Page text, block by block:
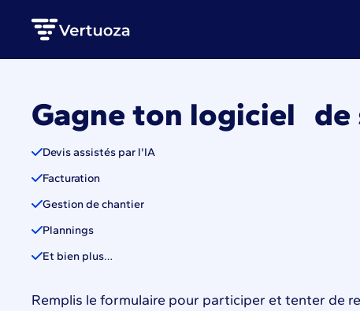
Gagne ton logiciel de
Devis assistés par l'IA
Facturation
Gestion de chantier
Plannings
Et bien plus…
Remplis le formulaire pour participer et tenter de